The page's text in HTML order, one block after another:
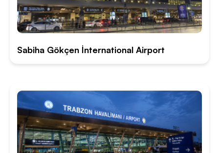
Sabiha Gökçen İnternational Airport